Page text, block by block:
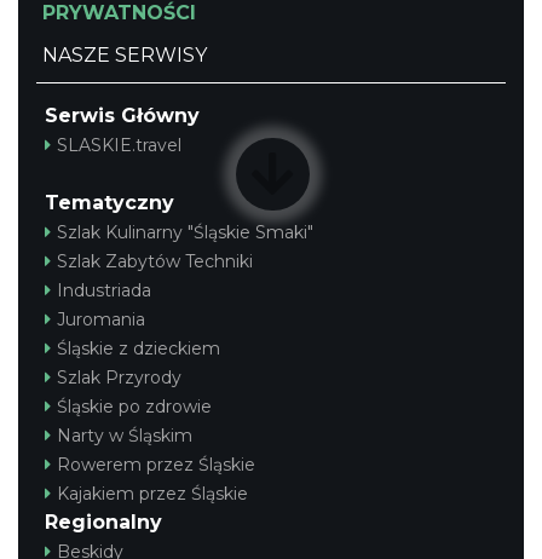
PRYWATNOŚCI
NASZE SERWISY
Serwis Główny
SLASKIE.travel
Tematyczny
Szlak Kulinarny "Śląskie Smaki"
Szlak Zabytów Techniki
Industriada
Juromania
Śląskie z dzieckiem
Szlak Przyrody
Śląskie po zdrowie
Narty w Śląskim
Rowerem przez Śląskie
Kajakiem przez Śląskie
Regionalny
Beskidy